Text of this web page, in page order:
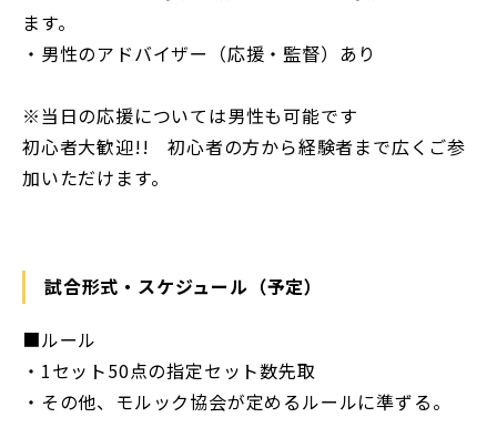
ます。
・男性のアドバイザー（応援・監督）あり
※当日の応援については男性も可能です
初心者大歓迎!! 初心者の方から経験者まで広くご参
加いただけます。
試合形式・スケジュール（予定）
■ルール
・1セット50点の指定セット数先取
・その他、モルック協会が定めるルールに準ずる。